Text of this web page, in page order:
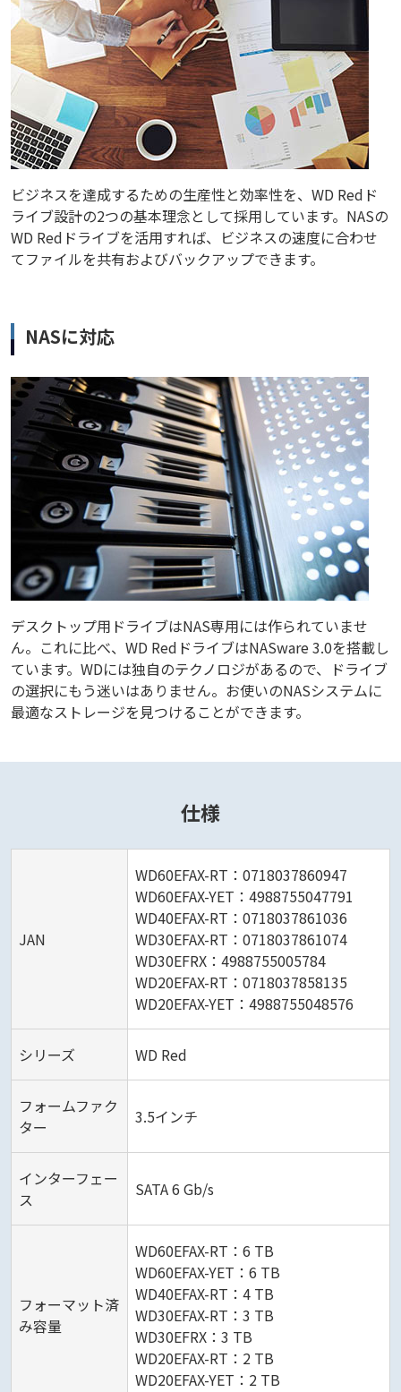
ビジネスを達成するための生産性と効率性を、WD Redド
ライブ設計の2つの基本理念として採用しています。NASの
WD Redドライブを活用すれば、ビジネスの速度に合わせ
てファイルを共有およびバックアップできます。
NASに対応
デスクトップ用ドライブはNAS専用には作られていませ
ん。これに比べ、WD RedドライブはNASware 3.0を搭載し
ています。WDには独自のテクノロジがあるので、ドライブ
の選択にもう迷いはありません。お使いのNASシステムに
最適なストレージを見つけることができます。
仕様
JAN
WD60EFAX-RT：0718037860947
WD60EFAX-YET：4988755047791
WD40EFAX-RT：0718037861036
WD30EFAX-RT：0718037861074
WD30EFRX：4988755005784
WD20EFAX-RT：0718037858135
WD20EFAX-YET：4988755048576
シリーズ WD Red
フォームファク
ター
3.5インチ
インターフェー
ス
SATA 6 Gb/s
フォーマット済
み容量
WD60EFAX-RT：6 TB
WD60EFAX-YET：6 TB
WD40EFAX-RT：4 TB
WD30EFAX-RT：3 TB
WD30EFRX：3 TB
WD20EFAX-RT：2 TB
WD20EFAX-YET：2 TB